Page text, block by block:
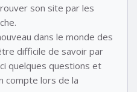
son site par les
dans le monde des
difficile de savoir par
quelques questions et
compte lors de la